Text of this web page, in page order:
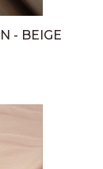
- BEIGE